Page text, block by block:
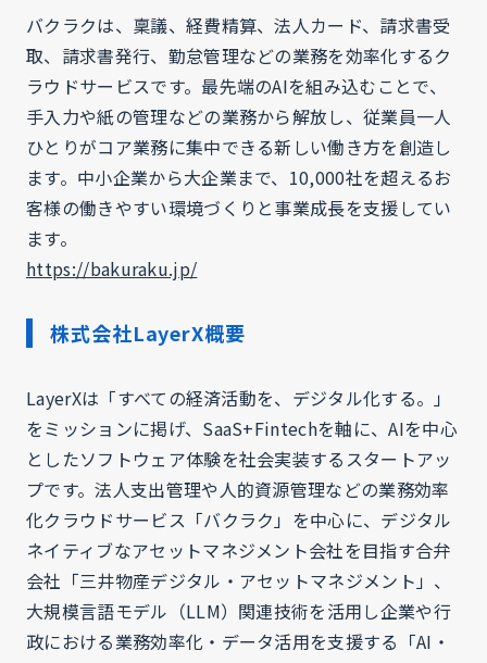
バクラクは、稟議、経費精算、法人カード、請求書受
取、請求書発行、勤怠管理などの業務を効率化するク
ラウドサービスです。最先端のAIを組み込むことで、
手入力や紙の管理などの業務から解放し、従業員一人
ひとりがコア業務に集中できる新しい働き方を創造し
ます。中小企業から大企業まで、10,000社を超えるお
客様の働きやすい環境づくりと事業成長を支援してい
ます。
https://bakuraku.jp/
株式会社LayerX概要
LayerXは「すべての経済活動を、デジタル化する。」
をミッションに掲げ、SaaS+Fintechを軸に、AIを中心
としたソフトウェア体験を社会実装するスタートアッ
プです。法人支出管理や人的資源管理などの業務効率
化クラウドサービス「バクラク」を中心に、デジタル
ネイティブなアセットマネジメント会社を目指す合弁
会社「三井物産デジタル・アセットマネジメント」、
大規模言語モデル（LLM）関連技術を活用し企業や行
政における業務効率化・データ活用を支援する「AI・